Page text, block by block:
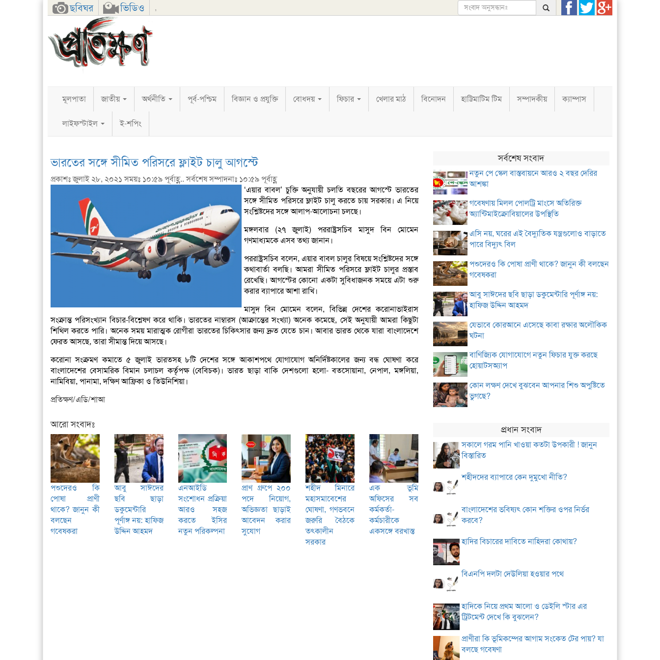
ছবিঘর ভিডিও ,
FacebookTwitterGoogle+
মূলপাতা জাতীয় অর্থনীতি পূর্ব-পশ্চিম বিজ্ঞান ও প্রযুক্তি বোধদয় ফিচার খেলার মাঠ বিনোদন হাট্টিমাটিম টিম সম্পাদকীয় ক্যাম্পাস
লাইফস্টাইল ই-শপিং
ভারতের সঙ্গে সীমিত পরিসরে ফ্লাইট চালু আগস্টে
প্রকাশঃ জুলাই ২৮, ২০২১ সময়ঃ ১০:৫৯ পূর্বাহ্ণ.. সর্বশেষ সম্পাদনাঃ ১০:৫৯ পূর্বাহ্ণ
‘এয়ার বাবল’ চুক্তি অনুযায়ী চলতি বছরের আগস্টে ভারতের
সঙ্গে সীমিত পরিসরে ফ্লাইট চালু করতে চায় সরকার। এ নিয়ে
সংশ্লিষ্টদের সঙ্গে আলাপ-আলোচনা চলছে।
মঙ্গলবার (২৭ জুলাই) পররাষ্ট্রসচিব মাসুদ বিন মোমেন
গণমাধ্যমকে এসব তথ্য জানান।
পররাষ্ট্রসচিব বলেন, এয়ার বাবল চালুর বিষয়ে সংশ্লিষ্টদের সঙ্গে
কথাবার্তা বলছি। আমরা সীমিত পরিসরে ফ্লাইট চালুর প্রস্তাব
রেখেছি। আগস্টের কোনো একটা সুবিধাজনক সময়ে এটা শুরু
করার ব্যাপারে আশা রাখি।
মাসুদ বিন মোমেন বলেন, বিভিন্ন দেশের করোনাভাইরাস
সংক্রান্ত পরিসংখ্যান বিচার-বিশ্লেষণ করে থাকি। ভারতের নাম্বারস (আক্রান্তের সংখ্যা) অনেক কমেছে, সেই অনুযায়ী আমরা কিছুটা
শিথিল করতে পারি। অনেক সময় মারাত্মক রোগীরা ভারতের চিকিৎসার জন্য দ্রুত যেতে চান। আবার ভারত থেকে যারা বাংলাদেশে
ফেরত আসছে, তারা সীমান্ত দিয়ে আসছে।
করোনা সংক্রমণ কমাতে ৫ জুলাই ভারতসহ ৮টি দেশের সঙ্গে আকাশপথে যোগাযোগ অনির্দিষ্টকালের জন্য বন্ধ ঘোষণা করে
বাংলাদেশের বেসামরিক বিমান চলাচল কর্তৃপক্ষ (বেবিচক)। ভারত ছাড়া বাকি দেশগুলো হলো- বতসোয়ানা, নেপাল, মঙ্গলিয়া,
নামিবিয়া, পানামা, দক্ষিণ আফ্রিকা ও তিউনিশিয়া।
প্রতিক্ষণ/এডি/শাআ
আরো সংবাদঃ
পশুদেরও কি
পোষা প্রাণী
থাকে? জানুন কী
বলছেন
গবেষকরা
আবু সাঈদের
ছবি ছাড়া
ডকুমেন্টারি
পূর্ণাঙ্গ নয়: হাফিজ
উদ্দিন আহমদ
এনআইডি
সংশোধন প্রক্রিয়া
আরও সহজ
করতে ইসির
নতুন পরিকল্পনা
প্রাণ গ্রুপে ২০০
পদে নিয়োগ,
অভিজ্ঞতা ছাড়াই
আবেদন করার
সুযোগ
শহীদ মিনারে
মহাসমাবেশের
ঘোষণা, গণভবনে
জরুরি বৈঠকে
তৎকালীন
সরকার
এক ভূমি
অফিসের সব
কর্মকর্তা-
কর্মচারীকে
একসঙ্গে বরখাস্ত
সর্বশেষ সংবাদ
নতুন পে স্কেল বাস্তবায়নে আরও ২ বছর দেরির
আশঙ্কা
গবেষণায় মিলল পোলট্রি মাংসে অতিরিক্ত
অ্যান্টিমাইক্রোবিয়ালের উপস্থিতি
এসি নয়, ঘরের এই বৈদ্যুতিক যন্ত্রগুলোও বাড়াতে
পারে বিদ্যুৎ বিল
পশুদেরও কি পোষা প্রাণী থাকে? জানুন কী বলছেন
গবেষকরা
আবু সাঈদের ছবি ছাড়া ডকুমেন্টারি পূর্ণাঙ্গ নয়:
হাফিজ উদ্দিন আহমদ
যেভাবে কোরআনে এসেছে কাবা রক্ষার অলৌকিক
ঘটনা
বাণিজ্যিক যোগাযোগে নতুন ফিচার যুক্ত করছে
হোয়াটসঅ্যাপ
কোন লক্ষণ দেখে বুঝবেন আপনার শিশু অপুষ্টিতে
ভুগছে?
প্রধান সংবাদ
সকালে গরম পানি খাওয়া কতটা উপকারী ! জানুন
বিস্তারিত
শহীদদের ব্যাপারে কেন দুমুখো নীতি?
বাংলাদেশের ভবিষ্যৎ কোন শক্তির ওপর নির্ভর
করবে?
হাদির বিচারের দাবিতে নাহিদরা কোথায়?
বিএনপি দলটা দেউলিয়া হওয়ার পথে
হাদিকে নিয়ে প্রথম আলো ও ডেইলি স্টার এর
ট্রিটমেন্ট দেখে কি বুঝলেন?
প্রাণীরা কি ভূমিকম্পের আগাম সংকেত টের পায়? যা
বলছে গবেষণা